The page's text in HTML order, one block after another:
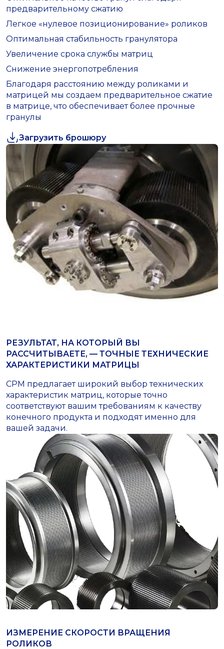
предварительному сжатию
Легкое «нулевое позиционирование» роликов
Оптимальная стабильность гранулятора
Увеличение срока службы матриц
Снижение энергопотребления
Благодаря расстоянию между роликами и
матрицей мы создаем предварительное сжатие
в матрице, что обеспечивает более прочные
гранулы
Загрузить брошюру
РЕЗУЛЬТАТ, НА КОТОРЫЙ ВЫ
РАССЧИТЫВАЕТЕ, — ТОЧНЫЕ ТЕХНИЧЕСКИЕ
ХАРАКТЕРИСТИКИ МАТРИЦЫ
СРМ предлагает широкий выбор технических
характеристик матриц, которые точно
соответствуют вашим требованиям к качеству
конечного продукта и подходят именно для
вашей задачи.
ИЗМЕРЕНИЕ СКОРОСТИ ВРАЩЕНИЯ
РОЛИКОВ